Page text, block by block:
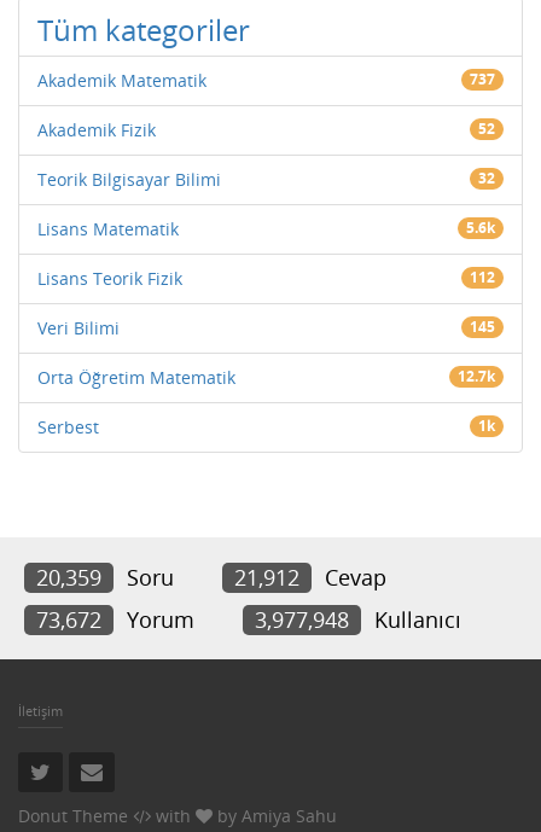
Tüm kategoriler
Akademik Matematik 737
Akademik Fizik 52
Teorik Bilgisayar Bilimi 32
Lisans Matematik 5.6k
Lisans Teorik Fizik 112
Veri Bilimi 145
Orta Öğretim Matematik 12.7k
Serbest 1k
20,359 Soru 21,912
Cevap
73,672
Yorum 3,977,948 Kullanıcı
İletişim
Donut Theme with by Amiya Sahu